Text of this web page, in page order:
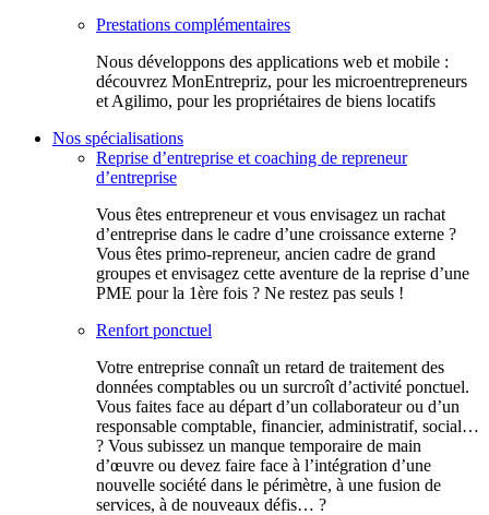
Prestations complémentaires
Nous développons des applications web et mobile :
découvrez MonEntrepriz, pour les microentrepreneurs
et Agilimo, pour les propriétaires de biens locatifs
Nos spécialisations
Reprise d’entreprise et coaching de repreneur
d’entreprise
Vous êtes entrepreneur et vous envisagez un rachat
d’entreprise dans le cadre d’une croissance externe ?
Vous êtes primo-repreneur, ancien cadre de grand
groupes et envisagez cette aventure de la reprise d’une
PME pour la 1ère fois ? Ne restez pas seuls !
Renfort ponctuel
Votre entreprise connaît un retard de traitement des
données comptables ou un surcroît d’activité ponctuel.
Vous faites face au départ d’un collaborateur ou d’un
responsable comptable, financier, administratif, social…
? Vous subissez un manque temporaire de main
d’œuvre ou devez faire face à l’intégration d’une
nouvelle société dans le périmètre, à une fusion de
services, à de nouveaux défis… ?